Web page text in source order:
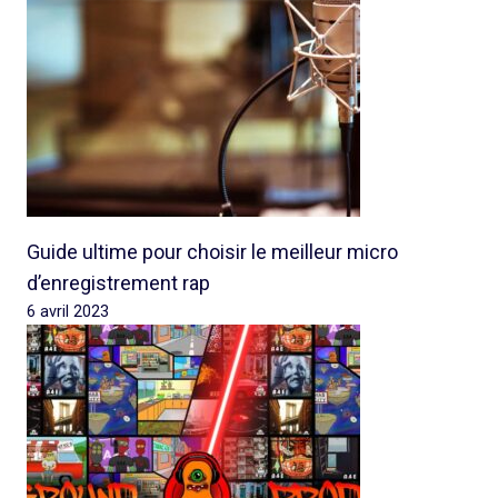
Guide ultime pour choisir le meilleur micro
d’enregistrement rap
6 avril 2023